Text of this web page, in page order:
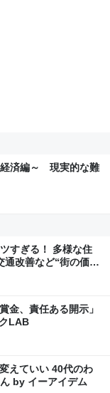
済編～ 現実的な難
すぎる！ 多様な住
通改善など“街の価値
、責任ある開示」
LAB
えていい 40代のわ
by イーアイデム